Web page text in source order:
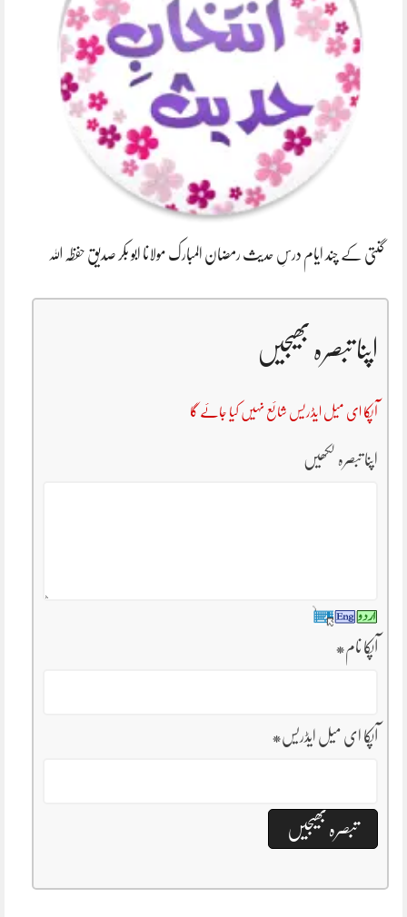
گنتی کے چند ایام درسِ حدیث رمضان المبارک مولانا ابو بکر صدیق حفظہ اللہ
اپنا تبصرہ بھیجیں
آپکا ای میل ایڈریس شائع نہیں کیا جائے گا
اپنا تبصرہ لکھیں
آپکا نام*
آپکا ای میل ایڈریس*